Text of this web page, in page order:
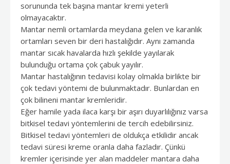
sorununda tek başına mantar kremi yeterli
olmayacaktır.
Mantar nemli ortamlarda meydana gelen ve karanlık
ortamları seven bir deri hastalığıdır. Aynı zamanda
mantar sıcak havalarda hızlı şekilde yayılarak
bulunduğu ortama çok çabuk yayılır.
Mantar hastalığının tedavisi kolay olmakla birlikte bir
çok tedavi yöntemi de bulunmaktadır. Bunlardan en
çok bilineni mantar kremleridir.
Eğer hamile yada ilaca karşı bir aşırı duyarlılığınız varsa
bitkisel tedavi yöntemlerini de tercih edebilirsiniz.
Bitkisel tedavi yöntemleri de oldukça etkilidir ancak
tedavi süresi kreme oranla daha fazladır. Çünkü
kremler içerisinde yer alan maddeler mantara daha